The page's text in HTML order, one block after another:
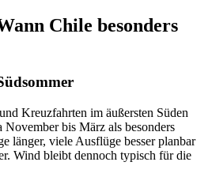
Chile besonders
Kreuzfahrten im äußersten Süden
bis März als besonders
länger, viele Ausflüge besser planbar
Wind bleibt dennoch typisch für die